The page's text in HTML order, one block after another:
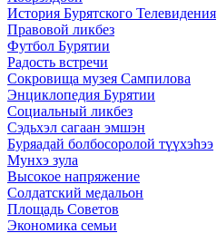
История Бурятского Телевидения
Правовой ликбез
Футбол Бурятии
Радость встречи
Сокровища музея Сампилова
Энциклопедия Бурятии
Социальный ликбез
Сэдьхэл сагаан эмшэн
Буряадай болбосоролой түүхэhээ
Мунхэ зула
Высокое напряжение
Солдатский медальон
Площадь Советов
Экономика семьи